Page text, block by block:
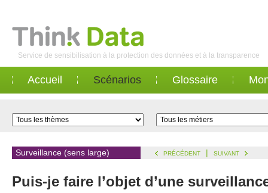
Service de sensibilisation à la protection des données et à la transparence
Accueil Scénarios Glossaire
Surveillance (sens large) PRÉCÉDENT | SUIVANT
Puis-je faire l’objet d’une